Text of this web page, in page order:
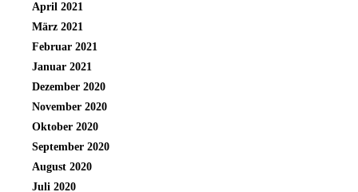
April 2021
März 2021
Februar 2021
Januar 2021
Dezember 2020
November 2020
Oktober 2020
September 2020
August 2020
Juli 2020